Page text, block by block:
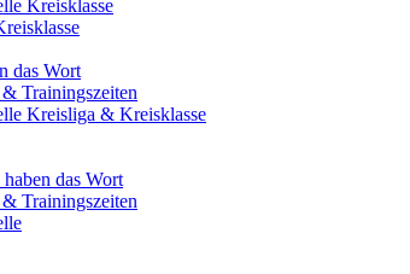
Kreisklasse
das Wort
Trainingszeiten
Kreisliga & Kreisklasse
das Wort
Trainingszeiten